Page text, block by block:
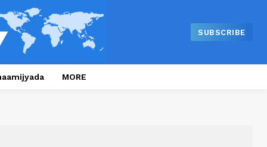
SUBSCRIBE
MORE